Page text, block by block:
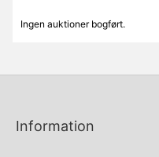
Ingen auktioner bogført.
Information